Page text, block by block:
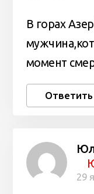
В горах
момент
Ответить
29